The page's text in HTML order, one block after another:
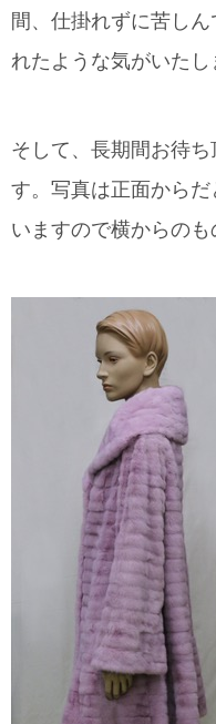
間、仕掛れずに苦し
れたような気がいたし
そして、長期間お待
す。写真は正面から
いますので横からのも